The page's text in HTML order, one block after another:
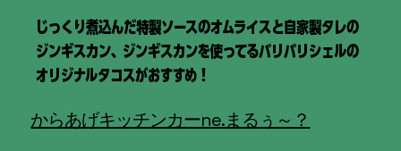
じっくり煮込んだ特製ソースのオムライスと自家製タレの
ジンギスカン、ジンギスカンを使ってるパリパリシェルの
オリジナルタコスがおすすめ！
からあげキッチンカーne.まるぅ～？